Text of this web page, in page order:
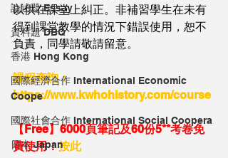
論述題 Essay
資料題 DBQ
香港 Hong Kong
國際經濟合作 International Economic
Coope
國際社會合作 International Social Coopera
日本 Japan
以供在課堂上糾正。非補習學生在未有
得到課堂教學的情況下錯誤使用，恕不
負責，同學請敬請留意。
課程查詢：
https://www.kwhohistory.com/course
【Free】6000頁筆記及60份5**考卷免
費使用：按此